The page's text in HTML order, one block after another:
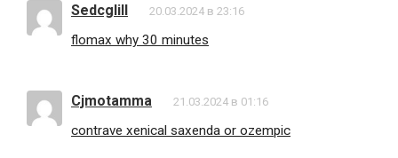
Sedcglill 20.03.2024 в 23:16
flomax why 30 minutes
Cjmotamma 21.03.2024 в 01:16
contrave xenical saxenda or ozempic